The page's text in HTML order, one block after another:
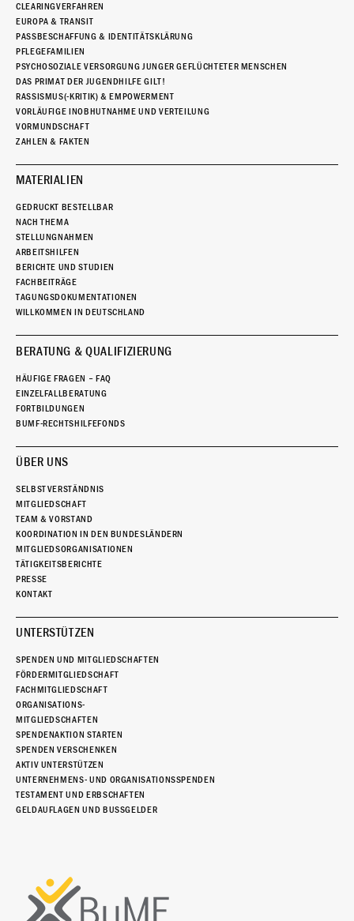
CLEARINGVERFAHREN
EUROPA & TRANSIT
PASSBESCHAFFUNG & IDENTITÄTSKLÄRUNG
PFLEGEFAMILIEN
PSYCHOSOZIALE VERSORGUNG JUNGER GEFLÜCHTETER MENSCHEN
DAS PRIMAT DER JUGENDHILFE GILT!
RASSISMUS(-KRITIK) & EMPOWERMENT
VORLÄUFIGE INOBHUTNAHME UND VERTEILUNG
VORMUNDSCHAFT
ZAHLEN & FAKTEN
MATERIALIEN
GEDRUCKT BESTELLBAR
NACH THEMA
STELLUNGNAHMEN
ARBEITSHILFEN
BERICHTE UND STUDIEN
FACHBEITRÄGE
TAGUNGSDOKUMENTATIONEN
WILLKOMMEN IN DEUTSCHLAND
BERATUNG & QUALIFIZIERUNG
HÄUFIGE FRAGEN – FAQ
EINZELFALLBERATUNG
FORTBILDUNGEN
BUMF-RECHTSHILFEFONDS
ÜBER UNS
SELBSTVERSTÄNDNIS
MITGLIEDSCHAFT
TEAM & VORSTAND
KOORDINATION IN DEN BUNDESLÄNDERN
MITGLIEDSORGANISATIONEN
TÄTIGKEITSBERICHTE
PRESSE
KONTAKT
UNTERSTÜTZEN
SPENDEN UND MITGLIEDSCHAFTEN
FÖRDERMITGLIEDSCHAFT
FACHMITGLIEDSCHAFT
ORGANISATIONS-
MITGLIEDSCHAFTEN
SPENDENAKTION STARTEN
SPENDEN VERSCHENKEN
AKTIV UNTERSTÜTZEN
UNTERNEHMENS- UND ORGANISATIONSSPENDEN
TESTAMENT UND ERBSCHAFTEN
GELDAUFLAGEN UND BUSSGELDER